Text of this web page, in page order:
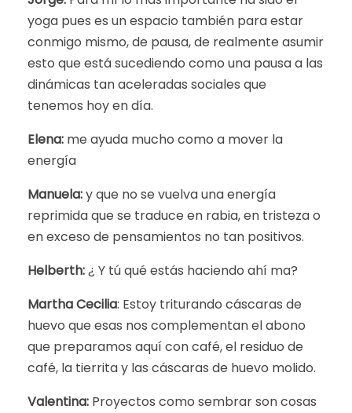
yoga pues es un espacio también para estar
conmigo mismo, de pausa, de realmente asumir
esto que está sucediendo como una pausa a las
dinámicas tan aceleradas sociales que
tenemos hoy en día.
Elena: me ayuda mucho como a mover la
energía
Manuela:y que no se vuelva una energía
reprimida que se traduce en rabia, en tristeza o
en exceso de pensamientos no tan positivos.
Helberth:¿ Y tú qué estás haciendo ahí ma?
Martha Cecilia: Estoy triturando cáscaras de
huevo que esas nos complementan el abono
que preparamos aquí con café, el residuo de
café, la tierrita y las cáscaras de huevo molido.
Valentina: Proyectos como sembrar son cosas